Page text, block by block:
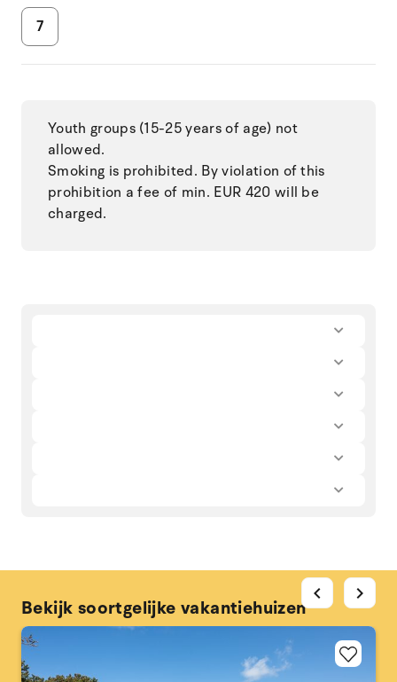
7
Youth groups (15-25 years of age) not
allowed.
Smoking is prohibited. By violation of this
prohibition a fee of min. EUR 420 will be
charged.
Bekijk soortgelijke vakantiehuizen
chevron_left chevron_right